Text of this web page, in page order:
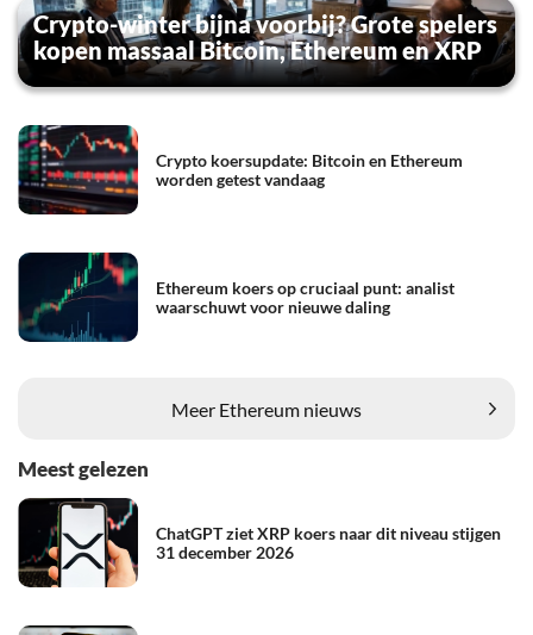
Crypto-winter bijna voorbij? Grote spelers
kopen massaal Bitcoin, Ethereum en XRP
Crypto koersupdate: Bitcoin en Ethereum
worden getest vandaag
Ethereum koers op cruciaal punt: analist
waarschuwt voor nieuwe daling
Meer Ethereum nieuws
Meest gelezen
ChatGPT ziet XRP koers naar dit niveau stijgen
31 december 2026